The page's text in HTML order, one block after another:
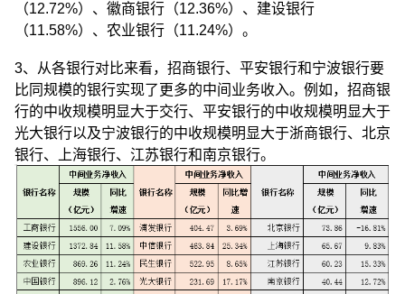
（12.72%）、徽商银行（12.36%）、建设银行
（11.58%）、农业银行（11.24%）。
3、从各银行对比来看，招商银行、平安银行和宁波银行要
比同规模的银行实现了更多的中间业务收入。例如，招商银
行的中收规模明显大于交行、平安银行的中收规模明显大于
光大银行以及宁波银行的中收规模明显大于浙商银行、北京
银行、上海银行、江苏银行和南京银行。